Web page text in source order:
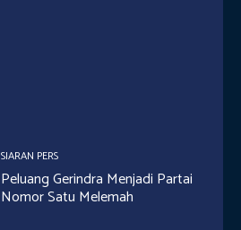
SIARAN PERS
Peluang Gerindra Menjadi Partai
Nomor Satu Melemah